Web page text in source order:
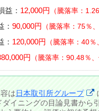
益： 12,000円 騰落率：
：90,000円 騰落率：75％
： 120,000円 騰落率：40
円 騰落率：90.48％
は日本取引所グループ
イニングの目論見書から